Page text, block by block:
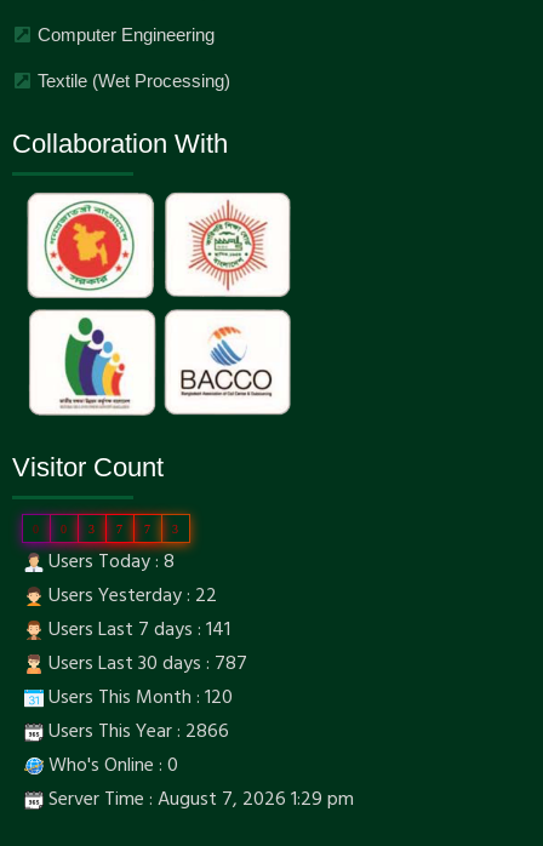
Computer Engineering
Textile (Wet Processing)
Collaboration With
Visitor Count
0 0 3 7 7 3
Users Today : 8
Users Yesterday : 22
Users Last 7 days : 141
Users Last 30 days : 787
Users This Month : 120
Users This Year : 2866
Who's Online : 0
Server Time : August 7, 2026 1:29 pm